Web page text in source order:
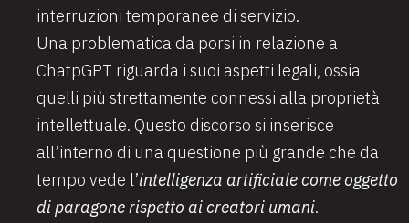
interruzioni temporanee di servizio.
Una problematica da porsi in relazione a
ChatpGPT riguarda i suoi aspetti legali, ossia
quelli più strettamente connessi alla proprietà
intellettuale. Questo discorso si inserisce
all’interno di una questione più grande che da
tempo vede l’intelligenza artificiale come oggetto
di paragone rispetto ai creatori umani.